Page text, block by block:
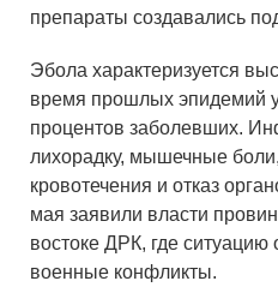
препараты создавались
Эбола характеризуется
время прошлых эпидемий
процентов заболевших.
лихорадку, мышечные
кровотечения и отказ
мая заявили власти
востоке ДРК, где
военные конфликты.